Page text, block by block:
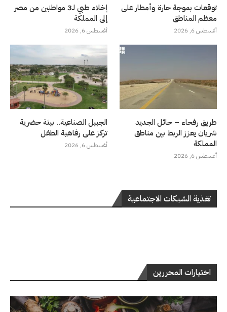
توقعات بموجة حارة وأمطار على
معظم المناطق
أغسطس 6, 2026
إخلاء طبي لـ3 مواطنين من مصر
إلى المملكة
أغسطس 6, 2026
طريق رفحاء – حائل الجديد
شريان يعزز الربط بين مناطق
المملكة
أغسطس 6, 2026
الجبيل الصناعية.. بيئة حضرية
تركز على رفاهية الطفل
أغسطس 6, 2026
تغذية الشبكات الاجتماعية
اختيارات المحررين